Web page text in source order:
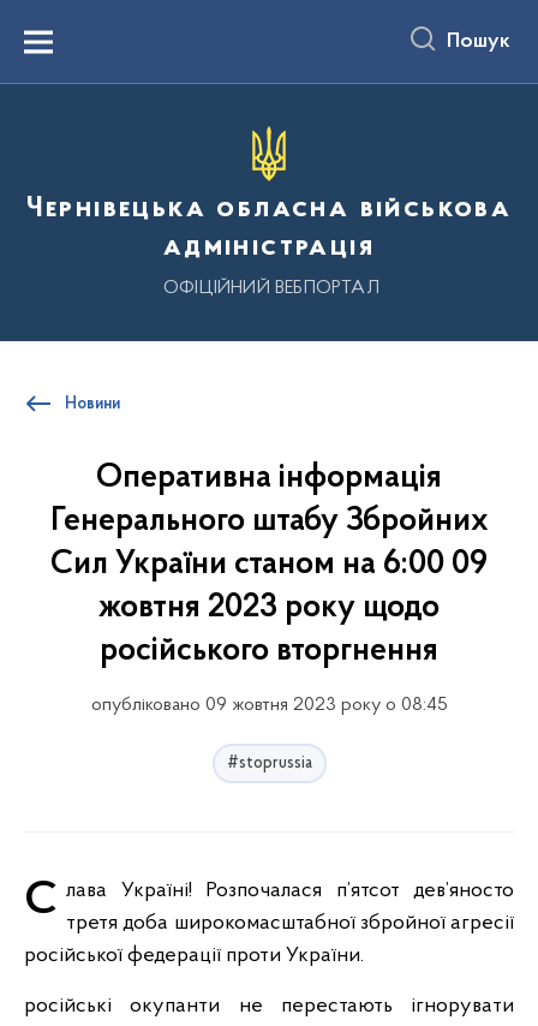
вмістуMenu Пошук
Чернівецька обласна військова
адміністрація
ОФІЦІЙНИЙ ВЕБПОРТАЛ
Новини
Оперативна інформація
Генерального штабу Збройних
Сил України станом на 6:00 09
жовтня 2023 року щодо
російського вторгнення
опубліковано 09 жовтня 2023 року о 08:45
#stoprussia
Слава Україні! Розпочалася п’ятсот дев’яносто третя доба широкомасштабної збройної агресії
російської федерації проти України.
російські окупанти не перестають ігнорувати